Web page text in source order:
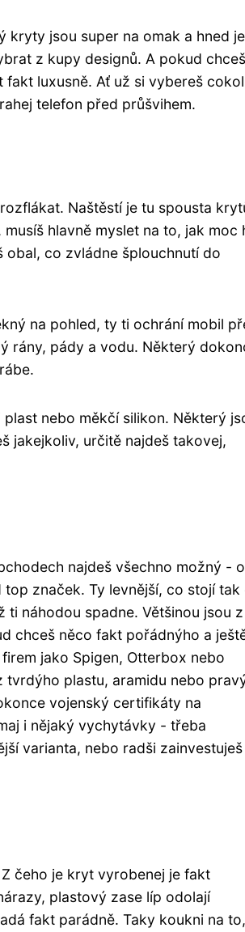
kryty jsou super na omak a hned je
z kupy designů. A pokud chceš
luxusně. Ať už si vybereš
telefon před průšvihem.
Naštěstí je tu spousta
hlavně myslet na to, jak moc
obal, co zvládne šplouchnutí do
na pohled, ty ti ochrání mobil
rány, pády a vodu. Některý
nebo měkčí silikon. Některý
jakejkoliv, určitě najdeš takovej,
najdeš všechno možný -
značek. Ty levnější, co stojí tak
náhodou spadne. Většinou jsou z
chceš něco fakt pořádnýho a
jako Spigen, Otterbox nebo
tvrdýho plastu, aramidu nebo
vojenský certifikáty na
i nějaký vychytávky - třeba
varianta, nebo radši zainvestuješ
čeho je kryt vyrobenej je fakt
plastový zase líp odolají
fakt parádně. Taky koukni na to,